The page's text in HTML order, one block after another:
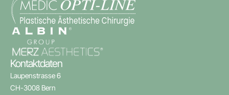
Kontaktdaten
Laupenstrasse 6
CH-3008 Bern